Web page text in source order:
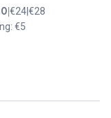
€24|€28
€5